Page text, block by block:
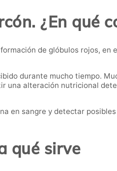
¿En qué
de glóbulos rojos, en
durante mucho tiempo.
una alteración nutricional
en sangre y detectar
qué sirve